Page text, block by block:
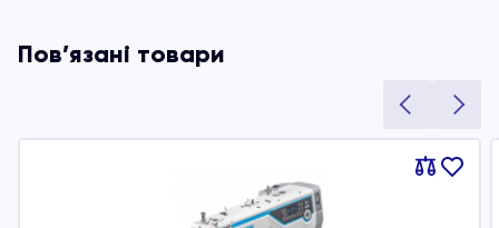
Пов’язані товари
Порівняти
В